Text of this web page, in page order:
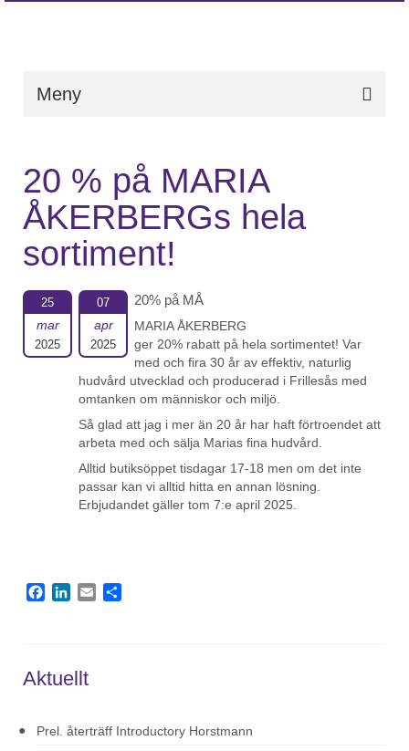
Meny
20 % på MARIA
ÅKERBERGs hela
sortiment!
25
mar
2025
07
apr
2025
20% på MÅ
MARIA ÅKERBERG
ger 20% rabatt på hela sortimentet! Var
med och fira 30 år av effektiv, naturlig
hudvård utvecklad och producerad i Frillesås med
omtanken om människor och miljö.
Så glad att jag i mer än 20 år har haft förtroendet att
arbeta med och sälja Marias fina hudvård.
Alltid butiksöppet tisdagar 17-18 men om det inte
passar kan vi alltid hitta en annan lösning.
Erbjudandet gäller tom 7:e april 2025.
Facebook
LinkedIn
Email
Aktuellt
Prel. återträff Introductory Horstmann